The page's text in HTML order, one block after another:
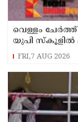
വെള്ളം
യുപി സ്‌കൂളില്‍
സസ്‌പെന്‍ഷന്‍
FRI,7 AUG 2026